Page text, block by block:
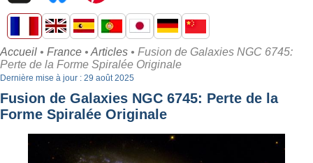
Accueil • France • Articles • Fusion de Galaxies NGC 6745:
Perte de la Forme Spiralée Originale
Dernière mise à jour : 29 août 2025
Fusion de Galaxies NGC 6745: Perte de la
Forme Spiralée Originale